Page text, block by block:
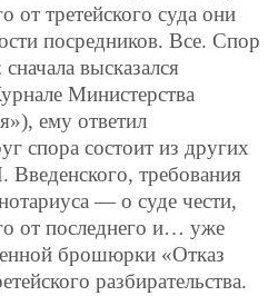
от третейского суда они
посредников. Все. Спор
высказался
Министерства
ему ответил
спора состоит из других
требования
— о суде чести,
от последнего и… уже
брошюрки «Отказ
разбирательства.